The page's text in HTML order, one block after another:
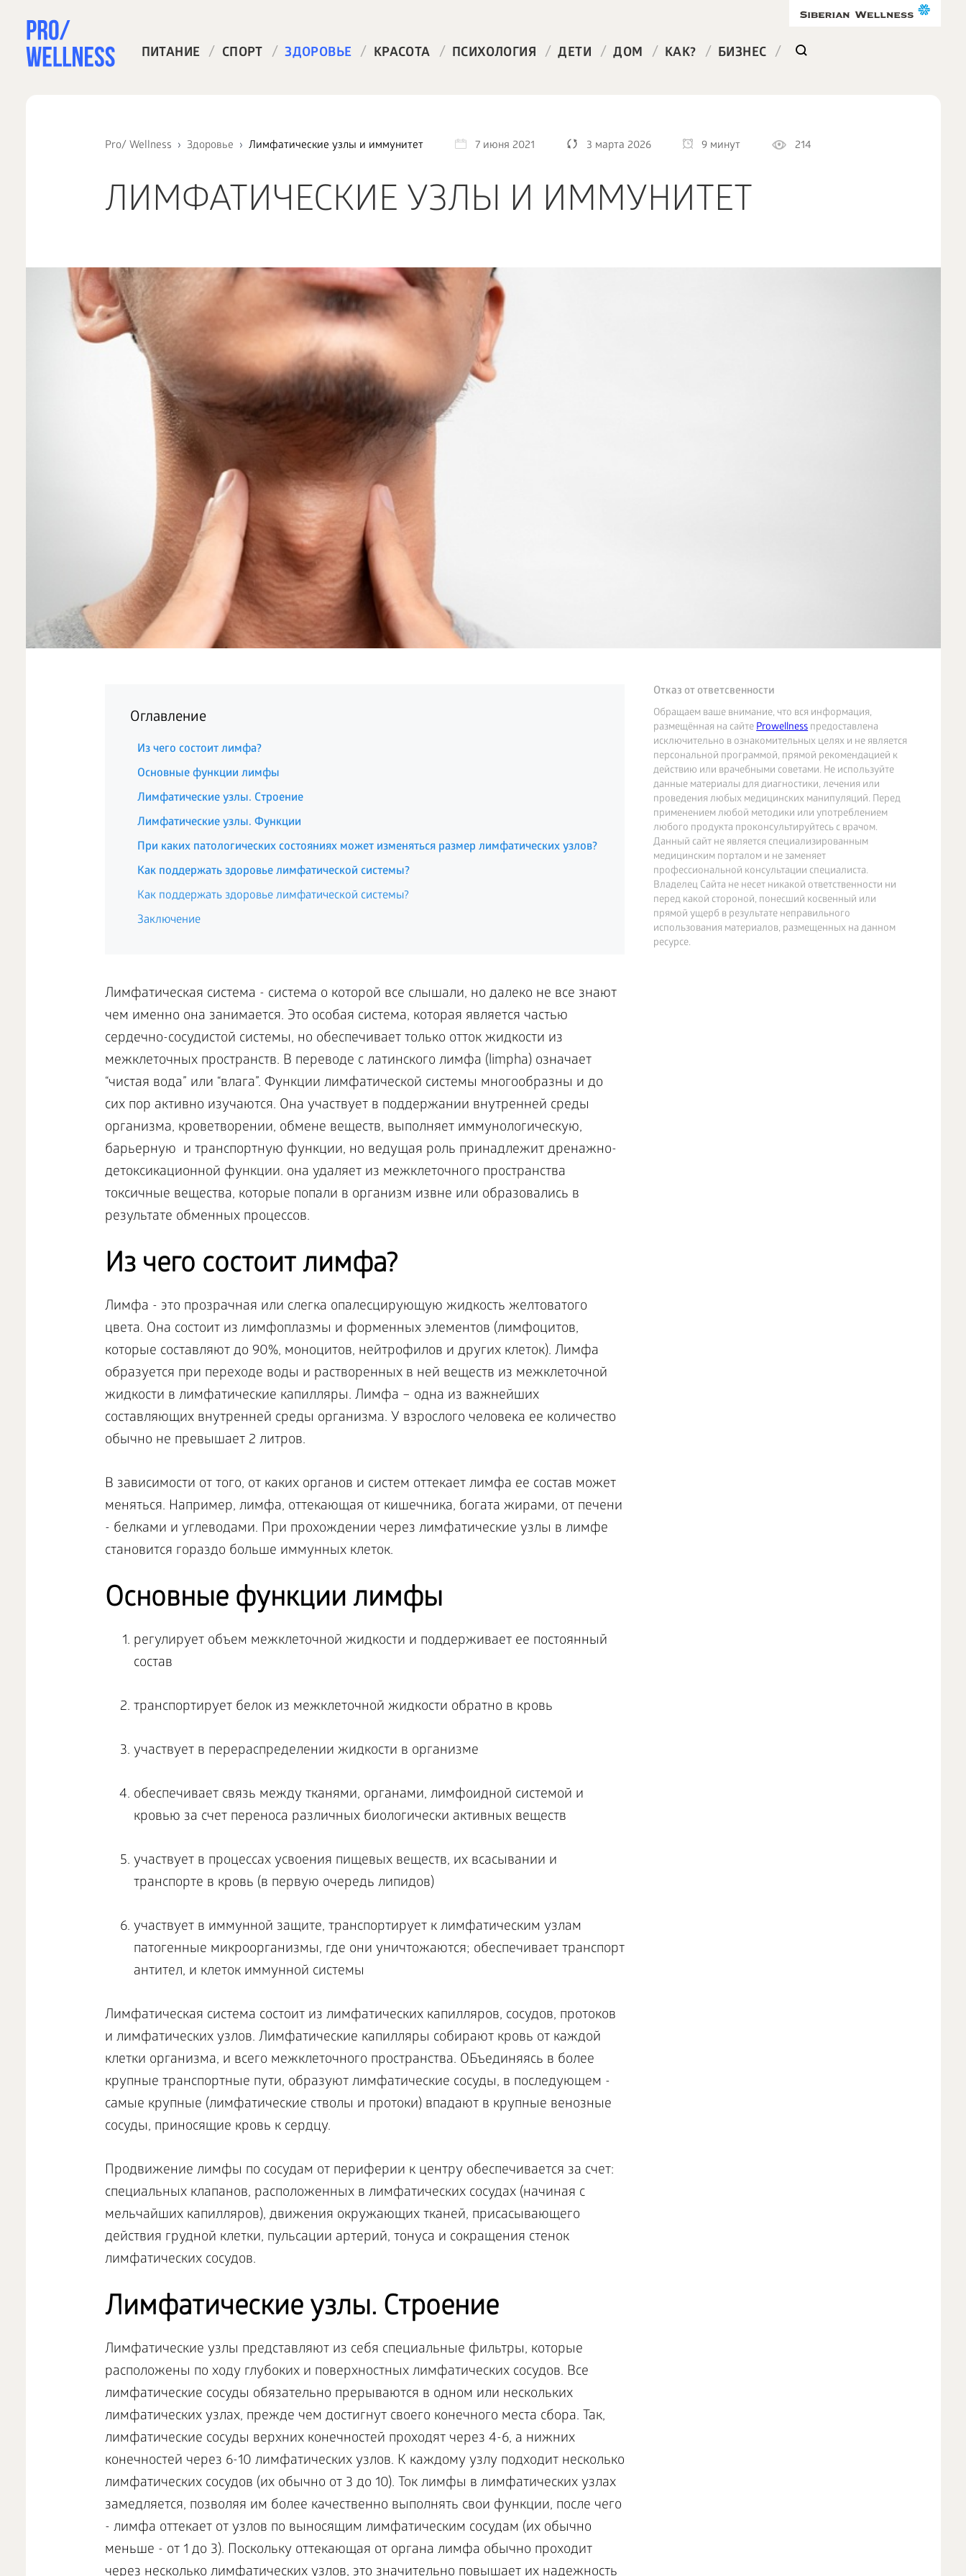
ПИТАНИЕ / СПОРТ / ЗДОРОВЬЕ / КРАСОТА / ПСИХОЛОГИЯ / ДЕТИ / ДОМ / КАК? / БИЗНЕС /
Pro/ Wellness Здоровье Лимфатические узлы и иммунитет 7 июня 2021 3 марта 2026 9 минут 214
ЛИМФАТИЧЕСКИЕ УЗЛЫ И ИММУНИТЕТ
Отказ от ответсвенности
Обращаем ваше внимание, что вся информация,
размещённая на сайтеProwellnessпредоставлена
исключительно в ознакомительных целях и не является
персональной программой, прямой рекомендацией к
действию или врачебными советами. Не используйте
данные материалы для диагностики, лечения или
проведения любых медицинских манипуляций. Перед
применением любой методики или употреблением
любого продукта проконсультируйтесь с врачом.
Данный сайт не является специализированным
медицинским порталом и не заменяет
профессиональной консультации специалиста.
Владелец Сайта не несет никакой ответственности ни
перед какой стороной, понесший косвенный или
прямой ущерб в результате неправильного
использования материалов, размещенных на данном
ресурсе.
Оглавление
Из чего состоит лимфа?
Основные функции лимфы
Лимфатические узлы. Строение
Лимфатические узлы. Функции
При каких патологических состояниях может изменяться размер лимфатических узлов?
Как поддержать здоровье лимфатической системы?
Как поддержать здоровье лимфатической системы?
Заключение
Лимфатическая система - система о которой все слышали, но далеко не все знают
чем именно она занимается. Это особая система, которая является частью
сердечно-сосудистой системы, но обеспечивает только отток жидкости из
межклеточных пространств. В переводе с латинского лимфа (limpha) означает
“чистая вода” или “влага”. Функции лимфатической системы многообразны и до
сих пор активно изучаются. Она участвует в поддержании внутренней среды
организма, кроветворении, обмене веществ, выполняет иммунологическую,
барьерную и транспортную функции, но ведущая роль принадлежит дренажно-
детоксикационной функции. она удаляет из межклеточного пространства
токсичные вещества, которые попали в организм извне или образовались в
результате обменных процессов.
Из чего состоит лимфа?
Лимфа - это прозрачная или слегка опалесцирующую жидкость желтоватого
цвета. Она состоит из лимфоплазмы и форменных элементов (лимфоцитов,
которые составляют до 90%, моноцитов, нейтрофилов и других клеток). Лимфа
образуется при переходе воды и растворенных в ней веществ из межклеточной
жидкости в лимфатические капилляры. Лимфа – одна из важнейших
составляющих внутренней среды организма. У взрослого человека ее количество
обычно не превышает 2 литров.
В зависимости от того, от каких органов и систем оттекает лимфа ее состав может
меняться. Например, лимфа, оттекающая от кишечника, богата жирами, от печени
- белками и углеводами. При прохождении через лимфатические узлы в лимфе
становится гораздо больше иммунных клеток.
Основные функции лимфы
регулирует объем межклеточной жидкости и поддерживает ее постоянный
состав
транспортирует белок из межклеточной жидкости обратно в кровь
участвует в перераспределении жидкости в организме
обеспечивает связь между тканями, органами, лимфоидной системой и
кровью за счет переноса различных биологически активных веществ
участвует в процессах усвоения пищевых веществ, их всасывании и
транспорте в кровь (в первую очередь липидов)
участвует в иммунной защите, транспортирует к лимфатическим узлам
патогенные микроорганизмы, где они уничтожаются; обеспечивает транспорт
антител, и клеток иммунной системы
Лимфатическая система состоит из лимфатических капилляров, сосудов, протоков
и лимфатических узлов. Лимфатические капилляры собирают кровь от каждой
клетки организма, и всего межклеточного пространства. ОБъединяясь в более
крупные транспортные пути, образуют лимфатические сосуды, в последующем -
самые крупные (лимфатические стволы и протоки) впадают в крупные венозные
сосуды, приносящие кровь к сердцу.
Продвижение лимфы по сосудам от периферии к центру обеспечивается за счет:
специальных клапанов, расположенных в лимфатических сосудах (начиная с
мельчайших капилляров), движения окружающих тканей, присасывающего
действия грудной клетки, пульсации артерий, тонуса и сокращения стенок
лимфатических сосудов.
Лимфатические узлы. Строение
Лимфатические узлы представляют из себя специальные фильтры, которые
расположены по ходу глубоких и поверхностных лимфатических сосудов. Все
лимфатические сосуды обязательно прерываются в одном или нескольких
лимфатических узлах, прежде чем достигнут своего конечного места сбора. Так,
лимфатические сосуды верхних конечностей проходят через 4-6, а нижних
конечностей через 6-10 лимфатических узлов. К каждому узлу подходит несколько
лимфатических сосудов (их обычно от 3 до 10). Ток лимфы в лимфатических узлах
замедляется, позволяя им более качественно выполнять свои функции, после чего
- лимфа оттекает от узлов по выносящим лимфатическим сосудам (их обычно
меньше - от 1 до 3). Поскольку оттекающая от органа лимфа обычно проходит